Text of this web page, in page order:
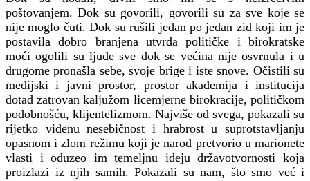
poštovanjem. Dok su govorili, govorili su za sve koje se
nije moglo čuti. Dok su rušili jedan po jedan zid koji im je
postavila dobro branjena utvrda političke i birokratske
moći ogolili su ljude sve dok se većina nije osvrnula i u
drugome pronašla sebe, svoje brige i iste snove. Očistili su
medijski i javni prostor, prostor akademija i institucija
dotad zatrovan kaljužom licemjerne birokracije, političkom
podobnošću, klijentelizmom. Najviše od svega, pokazali su
rijetko viđenu nesebičnost i hrabrost u suprotstavljanju
opasnom i zlom režimu koji je narod pretvorio u marionete
vlasti i oduzeo im temeljnu ideju državotvornosti koja
proizlazi iz njih samih. Pokazali su nam, što smo već i